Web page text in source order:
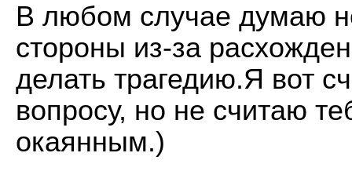
В любом случае думаю
стороны из-за
делать трагедию.Я вот
вопросу, но не считаю
окаянным.)